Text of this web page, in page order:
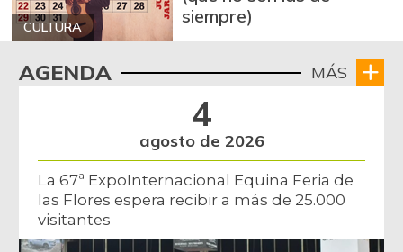
CULTURA
siempre)
AGENDA MÁS
4
agosto de 2026
La 67ª ExpoInternacional Equina Feria de
las Flores espera recibir a más de 25.000
visitantes